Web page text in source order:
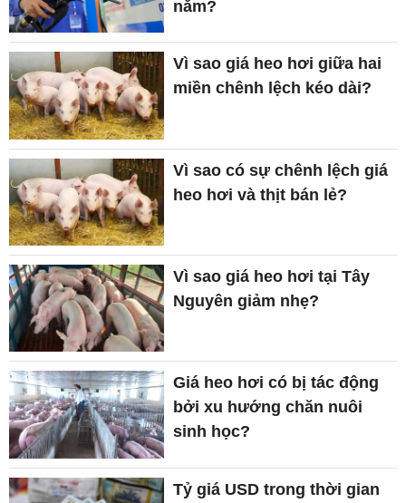
năm?
Vì sao giá heo hơi giữa hai
miền chênh lệch kéo dài?
Vì sao có sự chênh lệch giá
heo hơi và thịt bán lẻ?
Vì sao giá heo hơi tại Tây
Nguyên giảm nhẹ?
Giá heo hơi có bị tác động
bởi xu hướng chăn nuôi
sinh học?
Tỷ giá USD trong thời gian